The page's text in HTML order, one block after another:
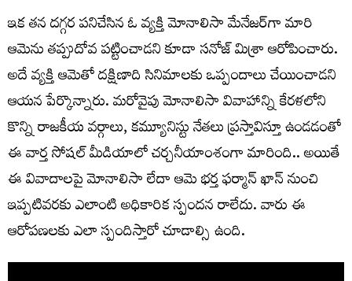
ఇక తన దగ్గర పనిచేసిన ఓ వ్యక్తి మోనాలిసా మేనేజర్‌గా మారి
ఆమెను తప్పుదోవ పట్టించాడని కూడా సనోజ్ మిశ్రా ఆరోపించారు.
అదే వ్యక్తి ఆమెతో దక్షిణాది సినిమాలకు ఒప్పందాలు చేయించాడని
ఆయన పేర్కొన్నారు. మరోవైపు మోనాలిసా వివాహాన్ని కేరళలోని
కొన్ని రాజకీయ వర్గాలు, కమ్యూనిస్టు నేతలు ప్రస్తావిస్తూ ఉండ‌డంతో
ఈ వార్త సోషల్ మీడియాలో చర్చనీయాంశంగా మారింది.. అయితే
ఈ వివాదాలపై మోనాలిసా లేదా ఆమె భర్త ఫర్మాన్ ఖాన్ నుంచి
ఇప్పటివరకు ఎలాంటి అధికారిక స్పందన రాలేదు. వారు ఈ
ఆరోపణలకు ఎలా స్పందిస్తారో చూడాల్సి ఉంది.